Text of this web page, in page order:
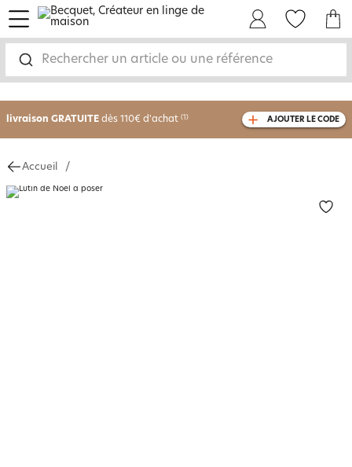
Rechercher un article ou une référence
menu
-30% sur votre commandedès 2 articles
livraison GRATUITE dès 110€ d'achat (1) AJOUTER LE CODE
Accueil